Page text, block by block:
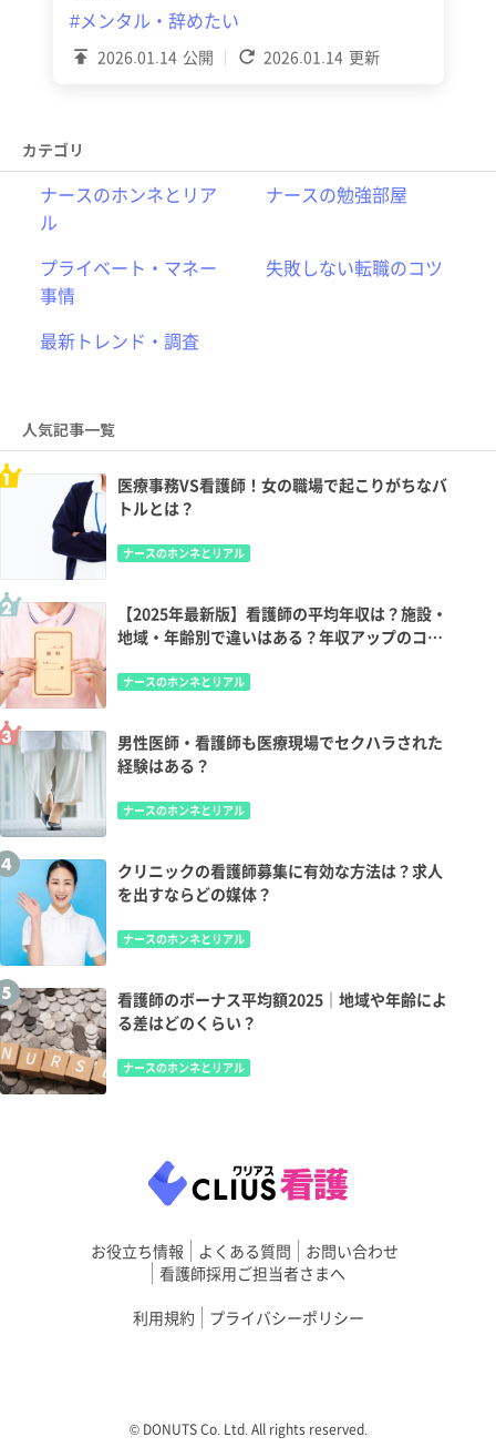
2026.01.14 公開 2026.01.14 更新
#メンタル・辞めたい
カテゴリ
ナースのホンネとリア
ル
ナースの勉強部屋
プライベート・マネー
事情
失敗しない転職のコツ
最新トレンド・調査
人気記事一覧
医療事務VS看護師！女の職場で起こりがちなバ
トルとは？
ナースのホンネとリアル
【2025年最新版】看護師の平均年収は？施設・
地域・年齢別で違いはある？年収アップのコツ
ナースのホンネとリアル
男性医師・看護師も医療現場でセクハラされた
経験はある？
ナースのホンネとリアル
クリニックの看護師募集に有効な方法は？求人
を出すならどの媒体？
ナースのホンネとリアル
看護師のボーナス平均額2025｜地域や年齢によ
る差はどのくらい？
ナースのホンネとリアル
お役立ち情報 よくある質問
お問い合わせ
看護師採用ご担当者さまへ
利用規約
プライバシーポリシー
©︎ DONUTS Co. Ltd. All rights reserved.